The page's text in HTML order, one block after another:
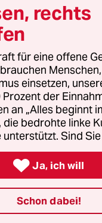
,23:47 Uhr
der Demonstranten
15.000 weit hinter
das bestätigt, dass
Angriffen auf die
Härte
Die völlig
Wiederholungen
rechts
für eine offene
einsetzen,
der
an „Alles beginnt
die bedrohte linke
Sind
 Ja, ich will
Schon dabei!